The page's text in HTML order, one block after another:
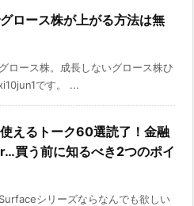
ロース株が上がる方法は無
ロース株。成長しないグロース株ひ
です。 ...
えるトーク60選読了！金融
買う前に知るべき2つのポイ
シリーズならなんでも欲しい